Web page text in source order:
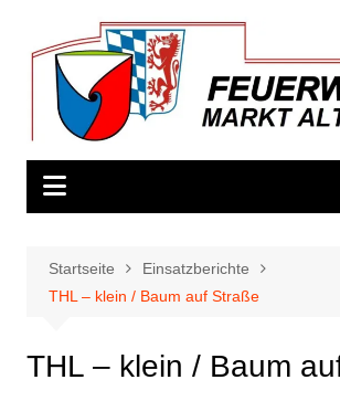
springen
Startseite
Einsatzberichte
THL – klein / Baum auf Straße
THL – klein / Baum